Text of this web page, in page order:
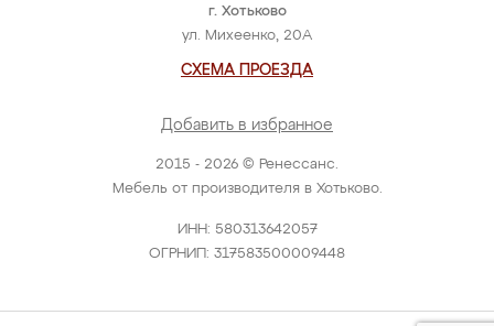
2015 - 2026 © Ренессанс.
Мебель от производителя в Хотьково.
ИНН: 580313642057
ОГРНИП: 317583500009448
г. Хотьково
ул. Михеенко, 20А
СХЕМА ПРОЕЗДА
Добавить в избранное